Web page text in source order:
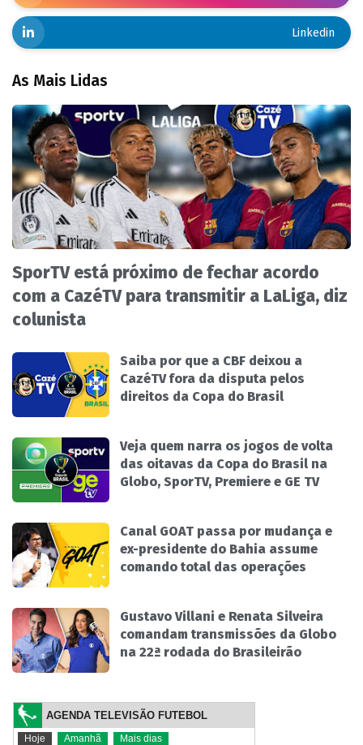
Linkedin
As Mais Lidas
SporTV está próximo de fechar acordo
com a CazéTV para transmitir a LaLiga, diz
colunista
Saiba por que a CBF deixou a
CazéTV fora da disputa pelos
direitos da Copa do Brasil
Veja quem narra os jogos de volta
das oitavas da Copa do Brasil na
Globo, SporTV, Premiere e GE TV
Canal GOAT passa por mudança e
ex-presidente do Bahia assume
comando total das operações
Gustavo Villani e Renata Silveira
comandam transmissões da Globo
na 22ª rodada do Brasileirão